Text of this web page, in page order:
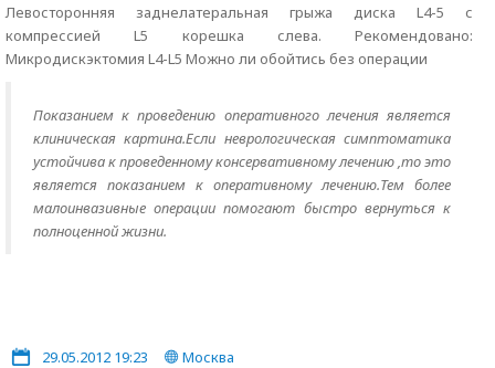
Левосторонняя заднелатеральная грыжа диска L4-5 с
компрессией L5 корешка слева. Рекомендовано:
Микродискэктомия L4-L5 Можно ли обойтись без операции
Показанием к проведению оперативного лечения является
клиническая картина.Если неврологическая симптоматика
устойчива к проведенному консервативному лечению ,то это
является показанием к оперативному лечению.Тем более
малоинвазивные операции помогают быстро вернуться к
полноценной жизни.
29.05.2012 19:23
Москва